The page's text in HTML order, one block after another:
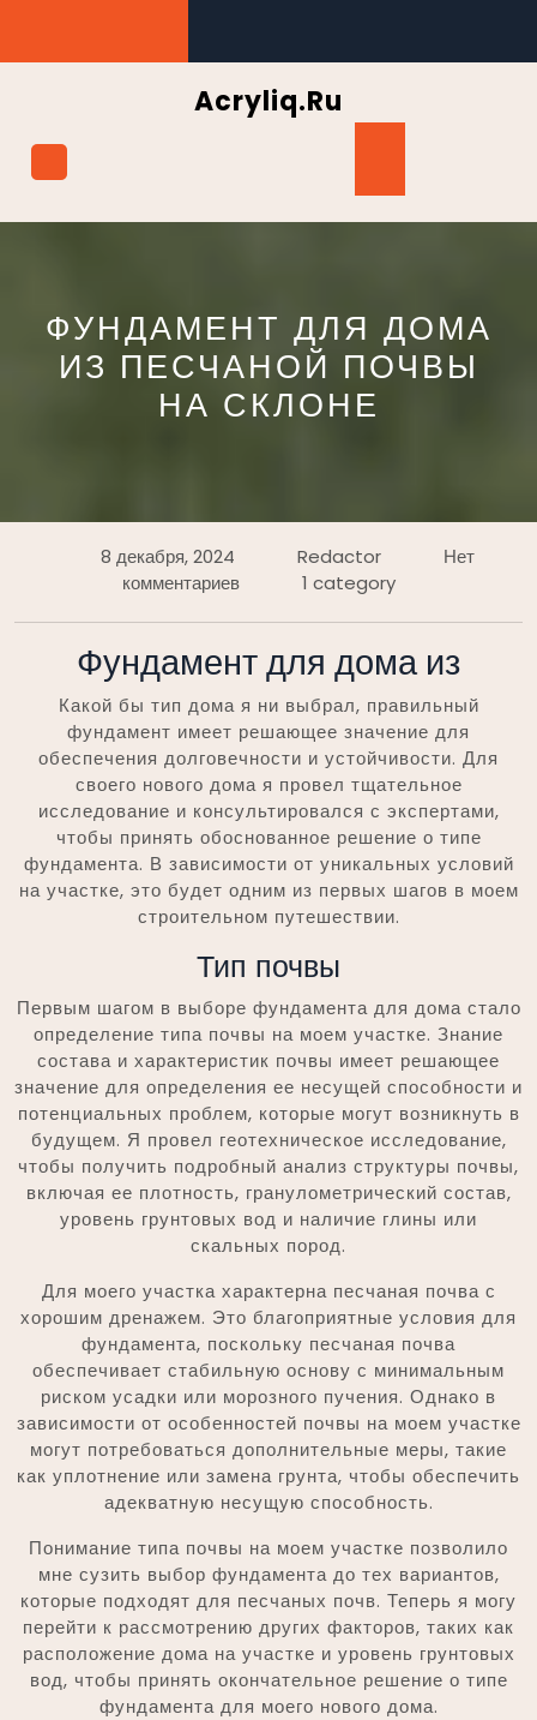
содержимому
Acryliq.ru
ФУНДАМЕНТ ДЛЯ ДОМА
ИЗ ПЕСЧАНОЙ ПОЧВЫ
НА СКЛОНЕ
8 декабря, 2024 Redactor
Нет
комментариев
1 category
Фундамент для дома из
Какой бы тип дома я ни выбрал, правильный
фундамент имеет решающее значение для
обеспечения долговечности и устойчивости. Для
своего нового дома я провел тщательное
исследование и консультировался с экспертами,
чтобы принять обоснованное решение о типе
фундамента. В зависимости от уникальных условий
на участке, это будет одним из первых шагов в моем
строительном путешествии.
Тип почвы
Первым шагом в выборе фундамента для дома стало
определение типа почвы на моем участке. Знание
состава и характеристик почвы имеет решающее
значение для определения ее несущей способности и
потенциальных проблем, которые могут возникнуть в
будущем. Я провел геотехническое исследование,
чтобы получить подробный анализ структуры почвы,
включая ее плотность, гранулометрический состав,
уровень грунтовых вод и наличие глины или
скальных пород.
Для моего участка характерна песчаная почва с
хорошим дренажем. Это благоприятные условия для
фундамента, поскольку песчаная почва
обеспечивает стабильную основу с минимальным
риском усадки или морозного пучения. Однако в
зависимости от особенностей почвы на моем участке
могут потребоваться дополнительные меры, такие
как уплотнение или замена грунта, чтобы обеспечить
адекватную несущую способность.
Понимание типа почвы на моем участке позволило
мне сузить выбор фундамента до тех вариантов,
которые подходят для песчаных почв. Теперь я могу
перейти к рассмотрению других факторов, таких как
расположение дома на участке и уровень грунтовых
вод, чтобы принять окончательное решение о типе
фундамента для моего нового дома.